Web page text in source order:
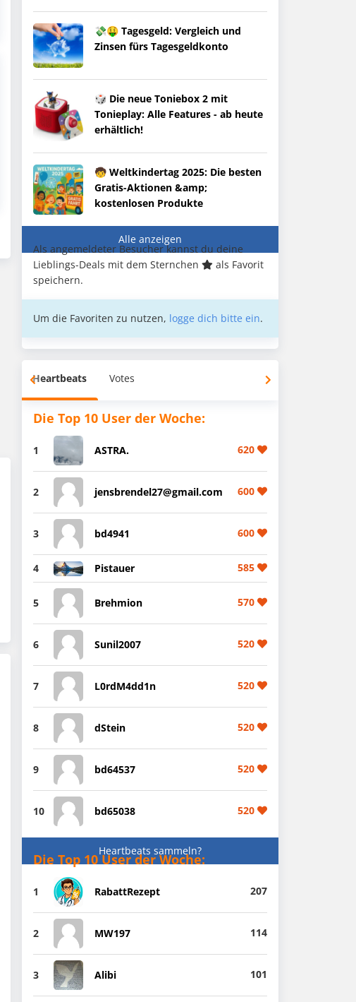
💸🤑 Tagesgeld: Vergleich und
Zinsen fürs Tagesgeldkonto
🎲 Die neue Toniebox 2 mit
Tonieplay: Alle Features - ab heute
erhältlich!
🧒 Weltkindertag 2025: Die besten
Gratis-Aktionen &amp;
kostenlosen Produkte
Alle anzeigen
Als angemeldeter Besucher kannst du deine
Lieblings-Deals mit dem Sternchen
als Favorit
speichern.
Um die Favoriten zu nutzen, logge dich bitte ein.
Heartbeats Votes
Die Top 10 User der Woche:
1 ASTRA. 620
2 jensbrendel27@gmail.com 600
3 bd4941 600
4 Pistauer 585
5 Brehmion 570
6 Sunil2007 520
7 L0rdM4dd1n 520
8 dStein 520
9 bd64537 520
10 bd65038 520
Heartbeats sammeln?
Die Top 10 User der Woche:
1 RabattRezept 207
2 MW197 114
3 Alibi 101